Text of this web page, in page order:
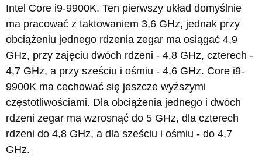
Intel Core i9-9900K. Ten pierwszy układ domyślnie
ma pracować z taktowaniem 3,6 GHz, jednak przy
obciążeniu jednego rdzenia zegar ma osiągać 4,9
GHz, przy zajęciu dwóch rdzeni - 4,8 GHz, czterech -
4,7 GHz, a przy sześciu i ośmiu - 4,6 GHz. Core i9-
9900K ma cechować się jeszcze wyższymi
częstotliwościami. Dla obciążenia jednego i dwóch
rdzeni zegar ma wzrosnąć do 5 GHz, dla czterech
rdzeni do 4,8 GHz, a dla sześciu i ośmiu - do 4,7
GHz.